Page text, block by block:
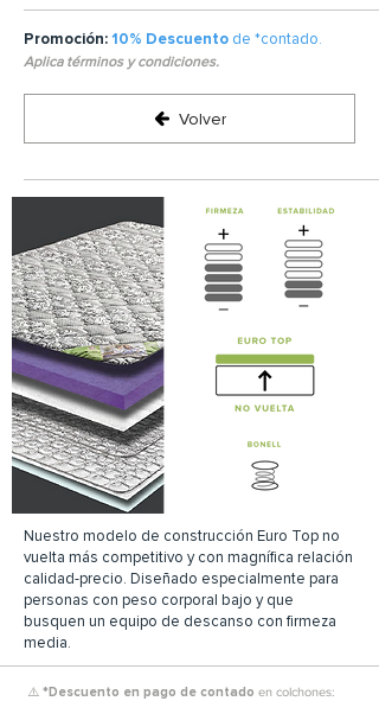
Promoción:10% Descuento de *contado.
Aplica términos y condiciones.
Volver
Nuestro modelo de construcción Euro Top no
vuelta más competitivo y con magnífica relación
calidad-precio. Diseñado especialmente para
personas con peso corporal bajo y que
busquen un equipo de descanso con firmeza
media.
⚠️ *Descuento en pago de contado en colchones: